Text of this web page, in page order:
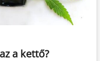
a kettő?